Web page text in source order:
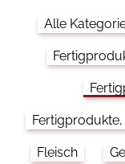
Alle
Fleisch